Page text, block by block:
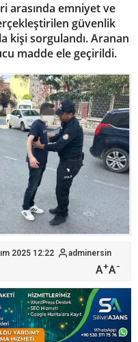
arasında emniyet ve
güvenlik
kişi sorgulandı. Aranan
madde ele geçirildi.
2025 12:22 adminersin
A+A-